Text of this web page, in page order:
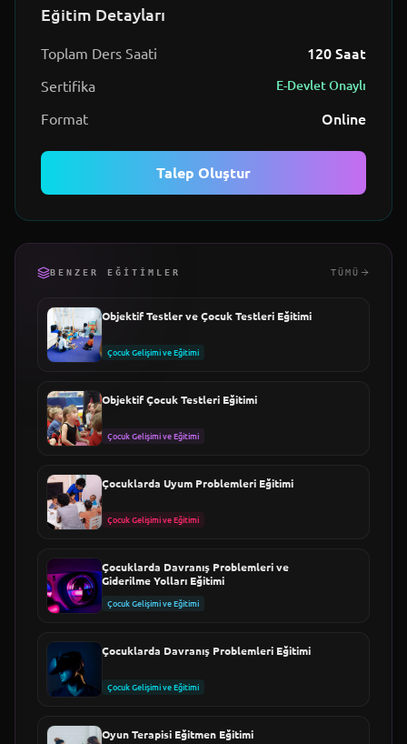
Eğitim Detayları
Toplam Ders Saati 120Saat
Sertifika E-Devlet Onaylı
Format Online
Talep Oluştur
BENZER EĞITIMLER TÜMÜ
Objektif Testler ve Çocuk Testleri Eğitimi
Çocuk Gelişimi ve Eğitimi
Objektif Çocuk Testleri Eğitimi
Çocuk Gelişimi ve Eğitimi
Çocuklarda Uyum Problemleri Eğitimi
Çocuk Gelişimi ve Eğitimi
Çocuklarda Davranış Problemleri ve
Giderilme Yolları Eğitimi
Çocuk Gelişimi ve Eğitimi
Çocuklarda Davranış Problemleri Eğitimi
Çocuk Gelişimi ve Eğitimi
Oyun Terapisi Eğitmen Eğitimi